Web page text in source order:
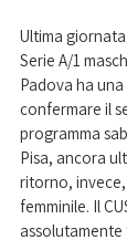
Ultima
Serie A/1
Padova ha
confermare il
programma
Pisa, ancora
ritorno,
femminile. Il